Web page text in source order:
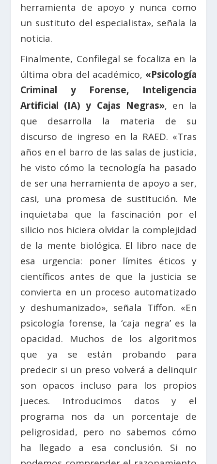
herramienta de apoyo y nunca como
un sustituto del especialista», señala la
noticia.
Finalmente, Confilegal se focaliza en la
última obra del académico, «Psicología
Criminal y Forense, Inteligencia
Artificial (IA) y Cajas Negras», en la
que desarrolla la materia de su
discurso de ingreso en la RAED. «Tras
años en el barro de las salas de justicia,
he visto cómo la tecnología ha pasado
de ser una herramienta de apoyo a ser,
casi, una promesa de sustitución. Me
inquietaba que la fascinación por el
silicio nos hiciera olvidar la complejidad
de la mente biológica. El libro nace de
esa urgencia: poner límites éticos y
científicos antes de que la justicia se
convierta en un proceso automatizado
y deshumanizado», señala Tiffon. «En
psicología forense, la ‘caja negra’ es la
opacidad. Muchos de los algoritmos
que ya se están probando para
predecir si un preso volverá a delinquir
son opacos incluso para los propios
jueces. Introducimos datos y el
programa nos da un porcentaje de
peligrosidad, pero no sabemos cómo
ha llegado a esa conclusión. Si no